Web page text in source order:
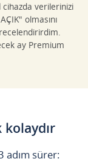
verilerinizi
olmasını
ay Premium
kolaydır
adım sürer: